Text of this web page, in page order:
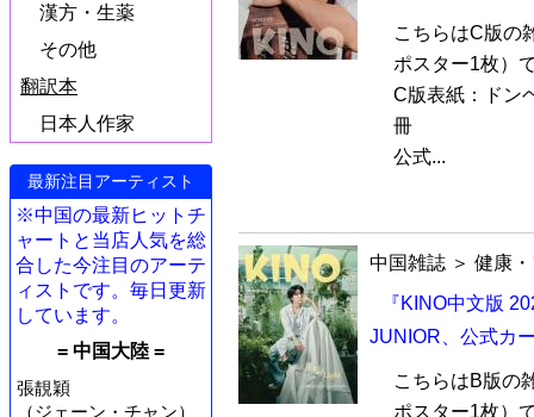
漢方・生薬
その他
翻訳本
日本人作家
最新注目アーティスト
※中国の最新ヒットチ
ャートと当店人気を総
合した今注目のアーテ
ィストです。毎日更新
しています。
= 中国大陸 =
張靚穎
（ジェーン・チャン）
こちらはC版の
ポスター1枚）
C版表紙：ドン
冊
公式...
中国雑誌 ＞ 健康
『KINO中文版
JUNIOR、公式カ
こちらはB版の
ポスター1枚）